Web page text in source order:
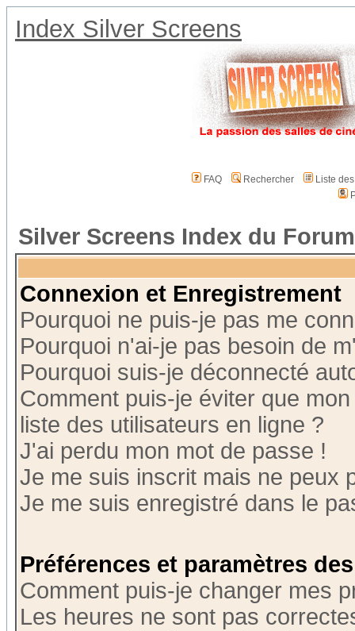
Index Silver Screens
FAQ Rechercher
Liste
Silver Screens Index du Forum
Connexion et Enregistrement
Pourquoi ne puis-je pas me
Pourquoi n'ai-je pas besoin de
Pourquoi suis-je déconnecté
Comment puis-je éviter que
liste des utilisateurs en ligne ?
J'ai perdu mon mot de passe !
Je me suis inscrit mais ne peux
Je me suis enregistré dans le
Préférences et paramètres
Comment puis-je changer mes
Les heures ne sont pas